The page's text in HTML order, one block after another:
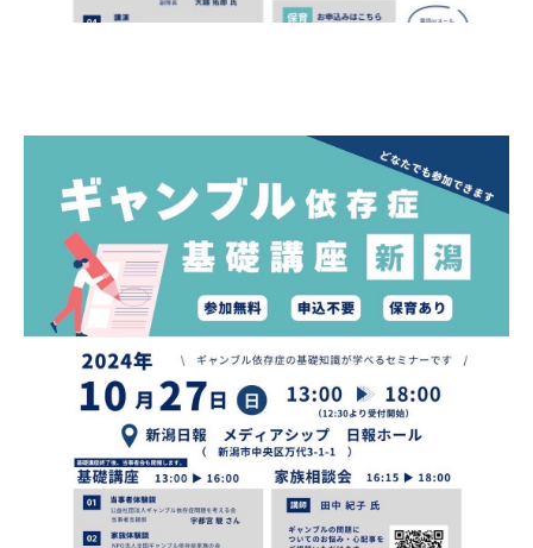
広報・啓発
プレスリリース
お問い合わせ
言語選択/Select Language:English